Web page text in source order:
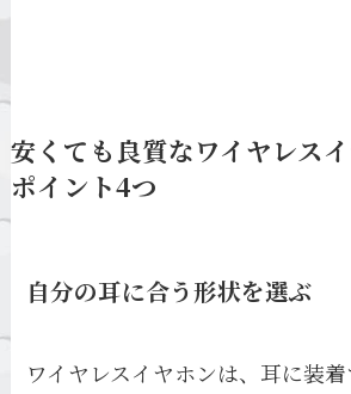
安くても良質なワイヤレス
ポイント4つ
自分の耳に合う形状を選ぶ
ワイヤレスイヤホンは、耳に装